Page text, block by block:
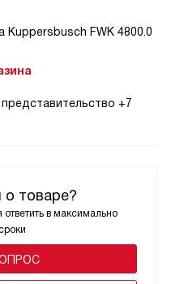
о товаре?
в максимально
Kuppersbusch FWK 4800.0
+7